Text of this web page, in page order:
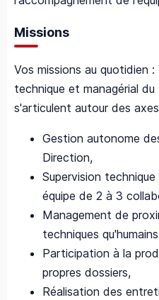
Missions
Vos missions au quotidien
technique et managérial
s'articulent autour des
Gestion autonome
Direction,
Supervision
équipe de 2 à 3
Management de
techniques
Participation à la
propres dossiers,
Réalisation des